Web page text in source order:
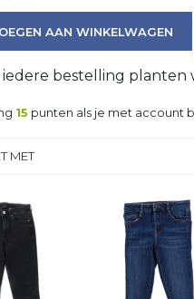
AAN WINKELWAGEN
iedere bestelling planten
15 punten als je met account
MET